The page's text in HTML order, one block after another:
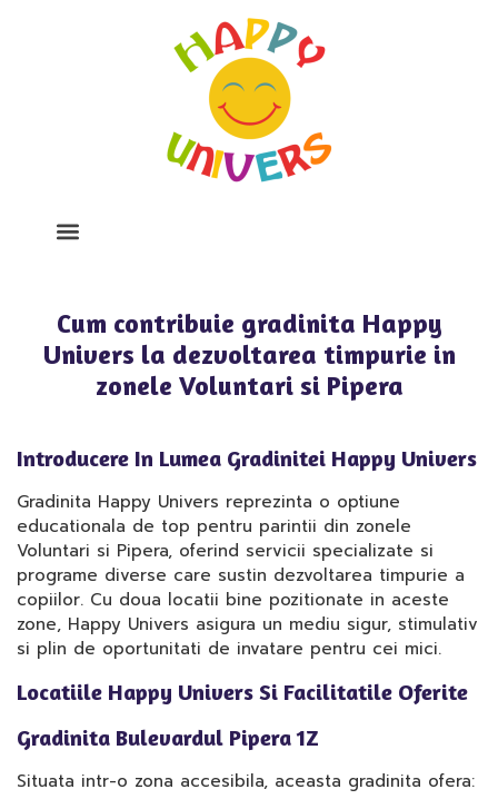
Cum contribuie gradinita Happy
Univers la dezvoltarea timpurie in
zonele Voluntari si Pipera
Introducere In Lumea Gradinitei Happy Univers
Gradinita Happy Univers reprezinta o optiune
educationala de top pentru parintii din zonele
Voluntari si Pipera, oferind servicii specializate si
programe diverse care sustin dezvoltarea timpurie a
copiilor. Cu doua locatii bine pozitionate in aceste
zone, Happy Univers asigura un mediu sigur, stimulativ
si plin de oportunitati de invatare pentru cei mici.
Locatiile Happy Univers Si Facilitatile Oferite
Gradinita Bulevardul Pipera 1Z
Situata intr-o zona accesibila, aceasta gradinita ofera: